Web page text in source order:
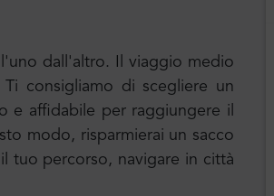
dall'altro. Il viaggio medio
consigliamo di scegliere un
e affidabile per raggiungere il
modo, risparmierai un sacco
tuo percorso, navigare in città